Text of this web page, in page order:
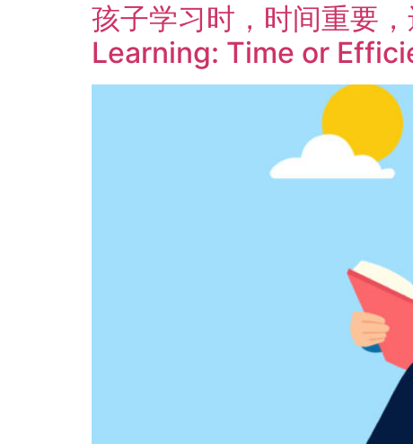
孩子学习时，时间重要
Learning: Time or